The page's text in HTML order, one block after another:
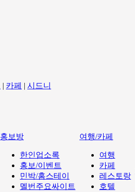
| 카페 | 시드니
홍보방
한인업소록
홍보/이벤트
민박/홈스테이
멜번주요싸이트
여행/카페
여행
카페
레스토랑
호텔